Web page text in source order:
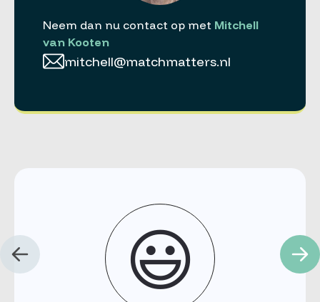
Neem dan nu contact op met Mitchell
van Kooten
mitchell@matchmatters.nl
😃